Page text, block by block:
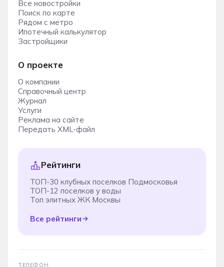
Все новостройки
Поиск по карте
Рядом с метро
Ипотечный калькулятор
Застройщики
О проекте
О компании
Справочный центр
Журнал
Услуги
Реклама на сайте
Передать XML-файл
Рейтинги
ТОП-30 клубных поселков Подмосковья
ТОП-12 поселков у воды
Топ элитных ЖК Москвы
Все рейтинги
ТЕЛЕФОН